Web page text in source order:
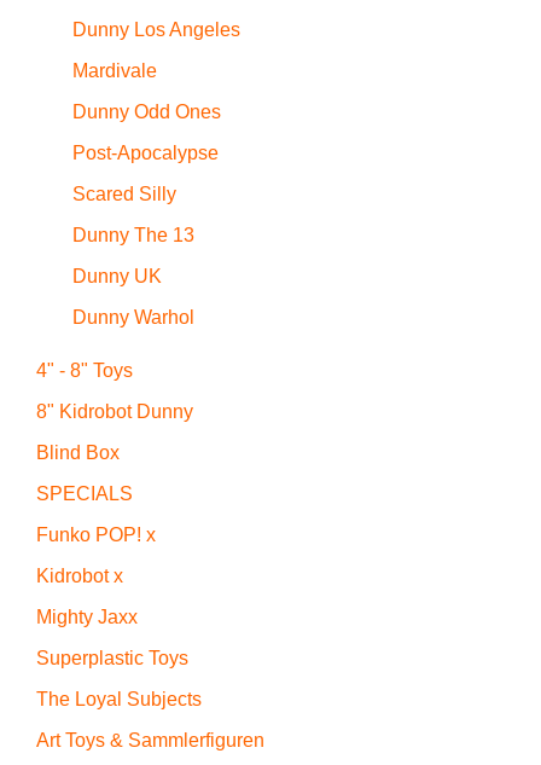
Dunny Los Angeles
Mardivale
Dunny Odd Ones
Post-Apocalypse
Scared Silly
Dunny The 13
Dunny UK
Dunny Warhol
4" - 8" Toys
8" Kidrobot Dunny
Blind Box
SPECIALS
Funko POP! x
Kidrobot x
Mighty Jaxx
Superplastic Toys
The Loyal Subjects
Art Toys & Sammlerfiguren